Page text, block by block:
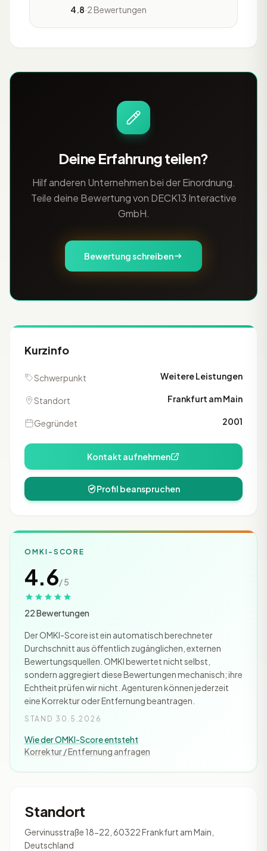
Marketing spezialisiert. Das
Marken und verfügt über umfangreiche
betreut Kunden mit hohen Anforder
4.8·2 Bewertungen
Deine Erfahrung teilen?
Hilf anderen Unternehmen bei der Einordnung.
Teile deine Bewertung von DECK13 Interactive
GmbH.
Bewertung schreiben
Kurzinfo
Schwerpunkt Weitere Leistungen
Standort Frankfurt am Main
Gegründet 2001
Kontakt aufnehmen
Profil beanspruchen
OMKI-SCORE
4.6/ 5
22 Bewertungen
Der OMKI-Score ist ein automatisch berechneter
Durchschnitt aus öffentlich zugänglichen, externen
Bewertungsquellen. OMKI bewertet nicht selbst,
sondern aggregiert diese Bewertungen mechanisch; ihre
Echtheit prüfen wir nicht. Agenturen können jederzeit
eine Korrektur oder Entfernung beantragen.
STAND 30.5.2026
Wie der OMKI-Score entsteht
Korrektur / Entfernung anfragen
Standort
Gervinusstraße 18-22, 60322 Frankfurt am Main,
Deutschland